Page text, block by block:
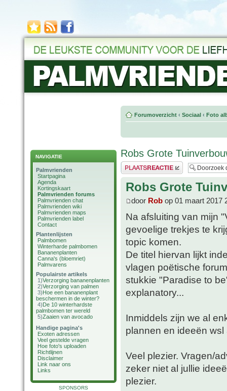
NAVIGATIE
Palmvrienden
Startpagina
Agenda
Kortingskaart
Palmvrienden forums
Palmvrienden chat
Palmvrienden wiki
Palmvrienden maps
Palmvrienden label
Contact
Plantenlijsten
Palmbomen
Winterharde palmbomen
Bananenplanten
Canna's (bloemriet)
Palmvarens
Populairste artikels
1)Verzorging bananenplanten
2)Verzorging van palmen
3)Hoe een bananenplant
beschermen in de winter?
4)De 10 winterhardste
palmbomen ter wereld
5)Zaaien van avocado
Handige pagina's
Exoten adressen
Veel gestelde vragen
Hoe foto's uploaden
Richtlijnen
Disclaimer
Link naar ons
Links
SPONSORS
Forumoverzicht ‹ Sociaal ‹ Foto
Robs Grote
Plaats een reactie
Robs Grote
door Rob op 01 maart 2017
Na afsluiting van mijn
gevoelige trekjes te
topic komen.
De titel hiervan lijkt
vlagen poëtische
stukkie "Paradise to
explanatory...
Inmiddels zijn we al
plannen en ideeën
Veel plezier. Vragen/
zeker niet al jullie
plezier.